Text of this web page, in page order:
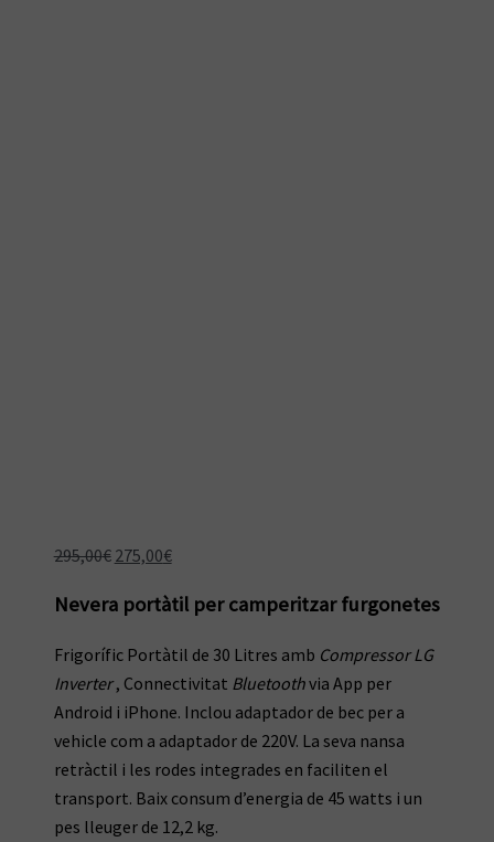
295,00€ El
original
275,00€El
actual
Nevera portàtil per camperitzar furgonetes
Frigorífic Portàtil de 30 Litres amb Compressor LG
Inverter, Connectivitat Bluetoothvia App per
Android i iPhone. Inclou adaptador de bec per a
vehicle com a adaptador de 220V. La seva nansa
retràctil i les rodes integrades en faciliten el
transport. Baix consum d’energia de 45 watts i un
pes lleuger de 12,2 kg.